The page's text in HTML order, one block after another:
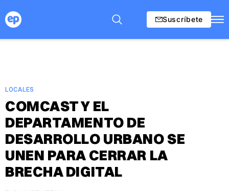
Suscríbete
LOCALES
COMCAST Y EL
DEPARTAMENTO DE
DESARROLLO URBANO SE
UNEN PARA CERRAR LA
BRECHA DIGITAL